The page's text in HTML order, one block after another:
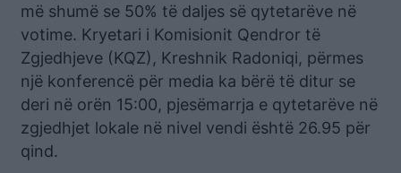
më shumë se 50% të daljes së qytetarëve në
votime. Kryetari i Komisionit Qendror të
Zgjedhjeve (KQZ), Kreshnik Radoniqi, përmes
një konferencë për media ka bërë të ditur se
deri në orën 15:00, pjesëmarrja e qytetarëve në
zgjedhjet lokale në nivel vendi është 26.95 për
qind.